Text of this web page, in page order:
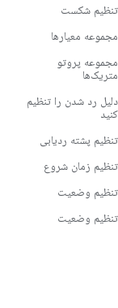
تنظیم شکست
مجموعه معیارها
مجموعه پروتو
متریک‌ها
دلیل رد شدن را تنظیم
کنید
تنظیم پشته ردیابی
تنظیم زمان شروع
تنظیم وضعیت
تنظیم وضعیت